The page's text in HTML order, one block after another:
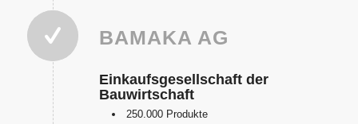
BAMAKA AG
Einkaufsgesellschaft der
Bauwirtschaft
250.000 Produkte